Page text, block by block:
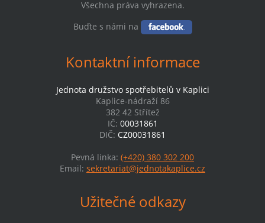
Všechna práva vyhrazena.
Buďte s námi na
Kontaktní informace
Jednota družstvo spotřebitelů v Kaplici
Kaplice-nádraží 86
382 42 Střítež
IČ: 00031861
DIČ: CZ00031861
Pevná linka: (+420) 380 302 200
Email: sekretariat@jednotakaplice.cz
Užitečné odkazy